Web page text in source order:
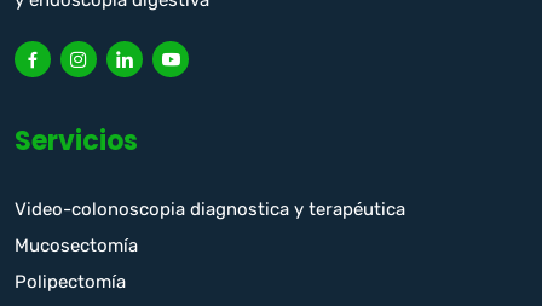
Servicios
Video-colonoscopia diagnostica y terapéutica
Mucosectomía
Polipectomía